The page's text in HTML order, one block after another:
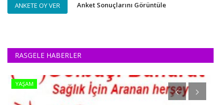
ANKETE OY VER Anket Sonuçlarını Görüntüle
RASGELE HABERLER
YAŞAM